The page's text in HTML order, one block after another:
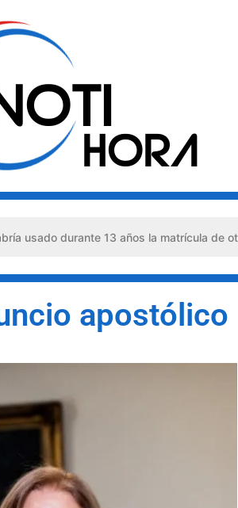
durante 13 años la matrícula de otro
apostólico